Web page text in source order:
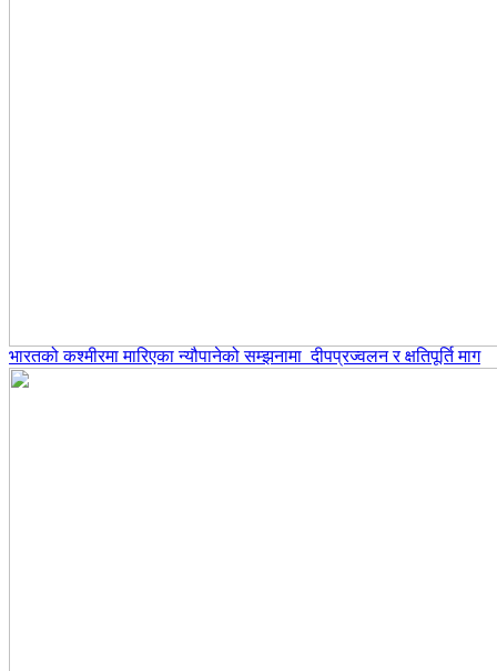
भारतको कश्मीरमा मारिएका न्यौपानेको सम्झनामा दीपप्रज्वलन र क्षतिपूर्ति माग